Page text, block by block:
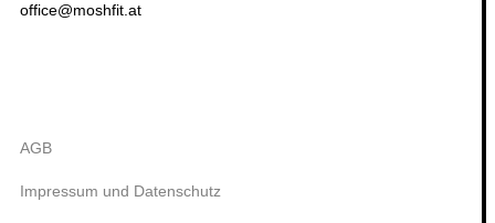
office@moshfit.at
AGB
Impressum und Datenschutz